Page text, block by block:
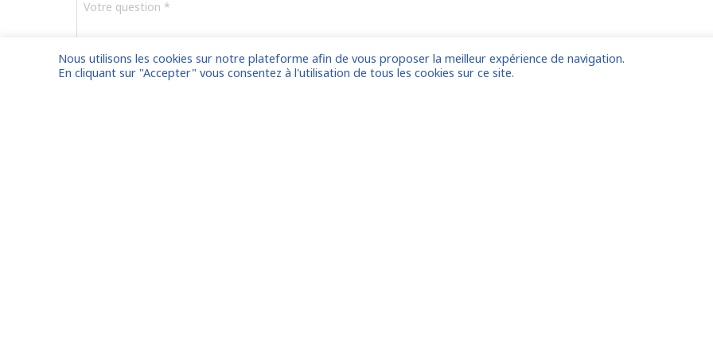
question *
Nous utilisons les cookies sur notre plateforme afin de vous proposer la meilleur expérience de navigation.
En cliquant sur "Accepter" vous consentez à l'utilisation de tous les cookies sur ce site.